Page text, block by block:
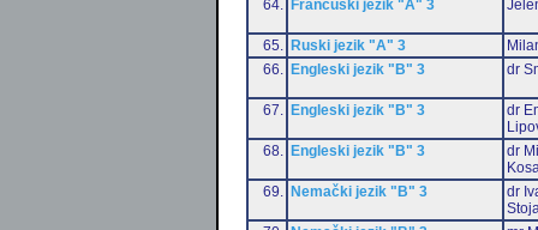
64. Francuski jezik "A" 3
65. Ruski jezik "A" 3
66.
Engleski jezik "B" 3 dr
67. Engleski jezik "B" 3
dr
68.
Engleski jezik "B" 3
dr
69.
Nemački jezik "B" 3
dr